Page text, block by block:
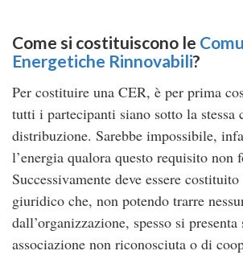
Come si costituiscono le
Energetiche Rinnovabili?
Per costituire una CER, è per prima
tutti i partecipanti siano sotto la stessa
distribuzione. Sarebbe impossibile,
l’energia qualora questo requisito non
Successivamente deve essere
giuridico che, non potendo trarre
dall’organizzazione, spesso si
associazione non riconosciuta o di